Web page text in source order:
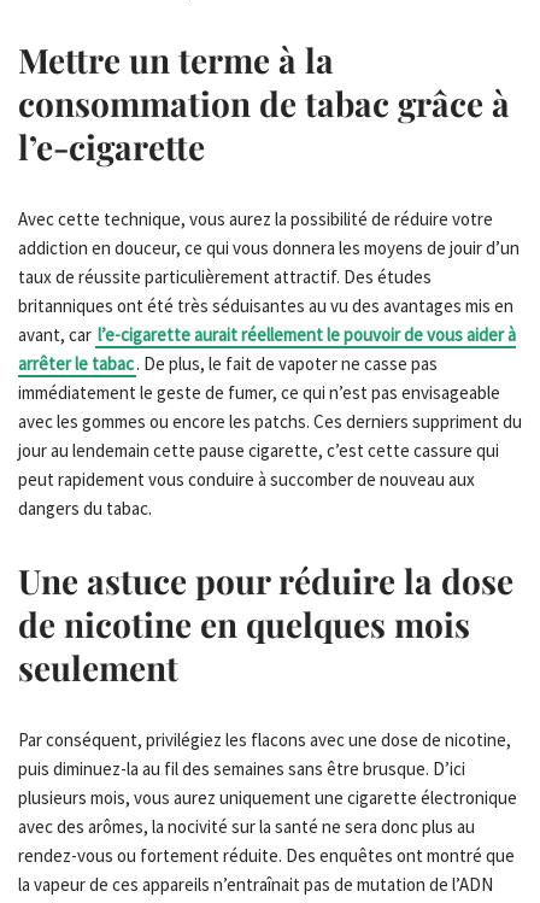
Mettre un terme à la
consommation de tabac grâce à
l’e-cigarette
Avec cette technique, vous aurez la possibilité de réduire votre
addiction en douceur, ce qui vous donnera les moyens de jouir d’un
taux de réussite particulièrement attractif. Des études
britanniques ont été très séduisantes au vu des avantages mis en
avant, car l’e-cigarette aurait réellement le pouvoir de vous aider à
arrêter le tabac. De plus, le fait de vapoter ne casse pas
immédiatement le geste de fumer, ce qui n’est pas envisageable
avec les gommes ou encore les patchs. Ces derniers suppriment du
jour au lendemain cette pause cigarette, c’est cette cassure qui
peut rapidement vous conduire à succomber de nouveau aux
dangers du tabac.
Une astuce pour réduire la dose
de nicotine en quelques mois
seulement
Par conséquent, privilégiez les flacons avec une dose de nicotine,
puis diminuez-la au fil des semaines sans être brusque. D’ici
plusieurs mois, vous aurez uniquement une cigarette électronique
avec des arômes, la nocivité sur la santé ne sera donc plus au
rendez-vous ou fortement réduite. Des enquêtes ont montré que
la vapeur de ces appareils n’entraînait pas de mutation de l’ADN